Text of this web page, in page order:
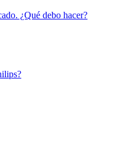
¿Qué debo hacer?